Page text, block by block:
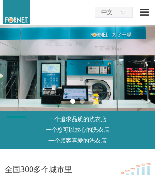
ꀅ
中文 끀
一个追求品质的洗衣店
一个您可以放心的洗衣店
一个顾客喜爱的洗衣店
全国300多个城市里